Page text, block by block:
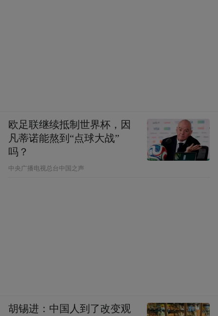
欧足联继续抵制世界杯，因
凡蒂诺能熬到“点球大战”
吗？
中央广播电视总台中国之声
胡锡进：中国人到了改变观